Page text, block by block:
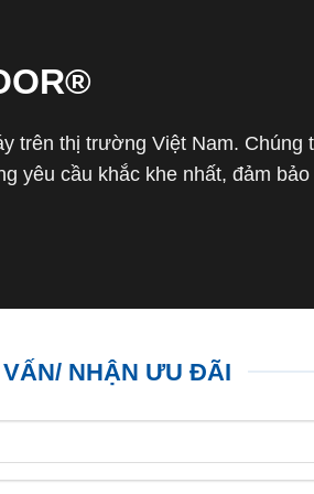
trên thị trường Việt Nam. Chúng
yêu cầu khắc khe nhất, đảm bảo
NHẬN ƯU ĐÃI